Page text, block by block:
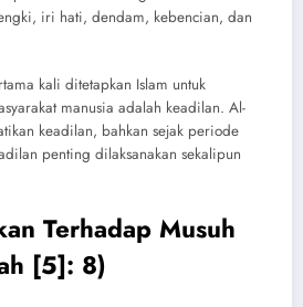
iri hati, dendam, kebencian, dan
kali ditetapkan Islam untuk
manusia adalah keadilan. Al-
keadilan, bahkan sejak periode
penting dilaksanakan sekalipun
Terhadap Musuh
[5]: 8)